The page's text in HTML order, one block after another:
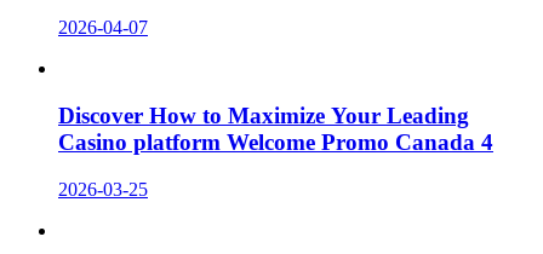
2026-04-07
Discover How to Maximize Your Leading
Casino platform Welcome Promo Canada 4
2026-03-25